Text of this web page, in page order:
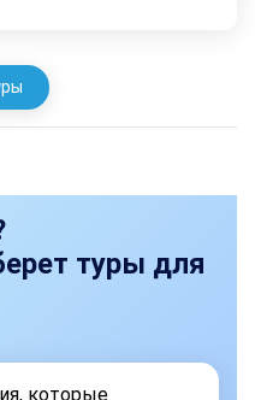
туры для
которые